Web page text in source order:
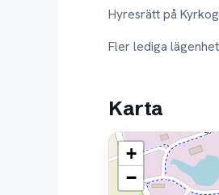
Hyresrätt på
Fler lediga
Karta
+
−